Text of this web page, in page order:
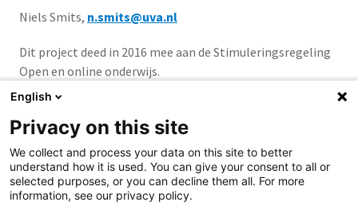
Niels Smits, n.smits@uva.nl
Dit project deed in 2016 mee aan de Stimuleringsregeling
Open en online onderwijs.
Samen aanjagen van vernieuwing
English
Privacy on this site
We collect and process your data on this site to better
understand how it is used. You can give your consent to all or
selected purposes, or you can decline them all. For more
information, see our privacy policy.